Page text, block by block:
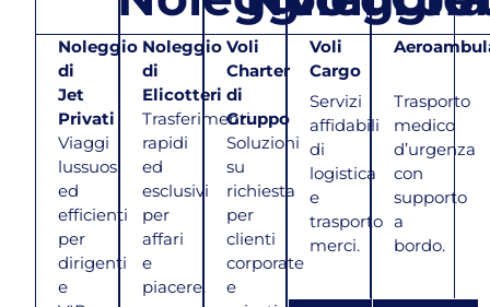
Noleggio
di
Jet
Privati
Viaggi
lussuosi
ed
efficienti
per
dirigenti
e
Noleggio
di
Elicotteri
Trasferimenti
rapidi
ed
esclusivi
per
affari
e
piacere.
Voli
Charter
di
Gruppo
Soluzioni
su
richiesta
per
clienti
corporate
e
Voli
Cargo
Servizi
affidabili
di
logistica
e
trasporto
merci.
Trasporto
medico
d’urgenza
con
supporto
a
bordo.